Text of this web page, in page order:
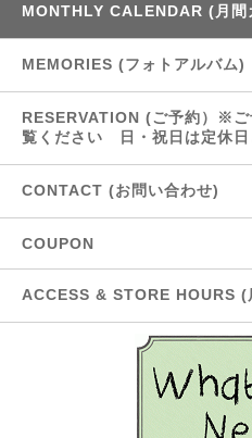
MONTHLY CALENDAR (月間
MEMORIES (フォトアルバム)
RESERVATION (ご予約）※
覧ください 日・祝日は定休日
CONTACT (お問い合わせ)
COUPON
ACCESS & STORE HOURS (